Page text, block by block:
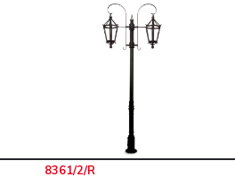
8361/2/R